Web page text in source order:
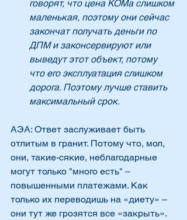
говорят, что цена КОМа слишком
маленькая, поэтому они сейчас
закончат получать деньги по
ДПМ и законсервируют или
выведут этот объект, потому
что его эксплуатация слишком
дорога. Поэтому лучше ставить
максимальный срок.
АЭА: Ответ заслуживает быть
отлитым в гранит. Потому что, мол,
они, такие-сякие, неблагодарные
могут только "много есть" –
повышенными платежами. Как
только их переводишь на «диету» –
они тут же грозятся все «закрыть».